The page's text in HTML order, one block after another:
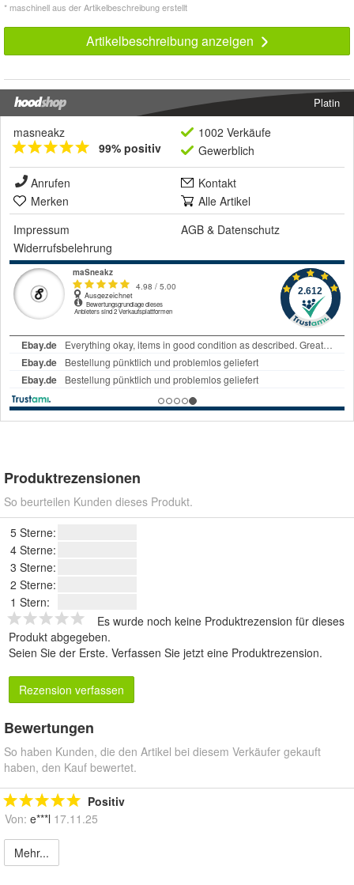
* maschinell aus der Artikelbeschreibung erstellt
Artikelbeschreibung anzeigen
Platin
masneakz
99% positiv
1002 Verkäufe
Gewerblich
Anrufen
Kontakt
Merken
Alle Artikel
Impressum
AGB & Datenschutz
Widerrufsbelehrung
Produktrezensionen
So beurteilen Kunden dieses Produkt.
5 Sterne:
4 Sterne:
3 Sterne:
2 Sterne:
1 Stern:
Es wurde noch keine Produktrezension für dieses
Produkt abgegeben.
Seien Sie der Erste. Verfassen Sie jetzt eine Produktrezension.
Rezension verfassen
Bewertungen
So haben Kunden, die den Artikel bei diesem Verkäufer gekauft
haben, den Kauf bewertet.
Positiv
Von: e***l 17.11.25
Mehr...